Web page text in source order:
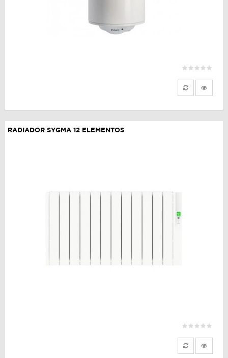
RADIADOR SYGMA 12 ELEMENTOS